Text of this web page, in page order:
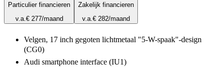
Particulier financieren
v.a.€ 277/maand
Zakelijk financieren
v.a.€ 282/maand
Velgen, 17 inch gegoten lichtmetaal "5-W-spaak"-design
(CG0)
Audi smartphone interface (IU1)